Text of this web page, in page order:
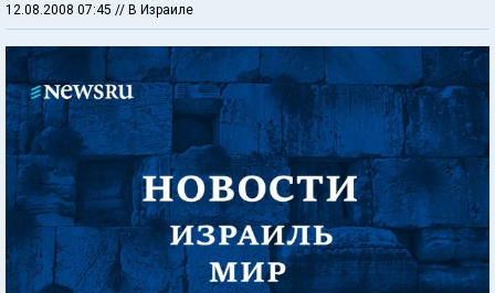
12.08.2008 07:45 // В Израиле